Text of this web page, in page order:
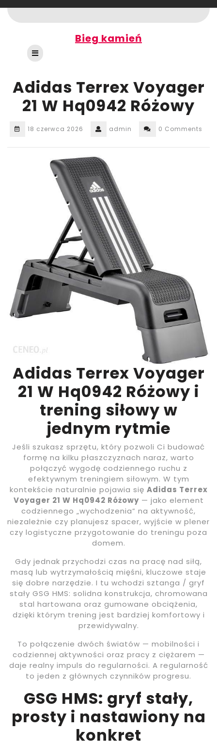
to
content
Bieg kamień
Open
Button
Adidas Terrex Voyager
21 W Hq0942 Różowy
18 czerwca 2026 admin 0 Comments
Adidas Terrex Voyager
21 W Hq0942 Różowy i
trening siłowy w
jednym rytmie
Jeśli szukasz sprzętu, który pozwoli Ci budować
formę na kilku płaszczyznach naraz, warto
połączyć wygodę codziennego ruchu z
efektywnym treningiem siłowym. W tym
kontekście naturalnie pojawia się Adidas Terrex
Voyager 21 W Hq0942 Różowy— jako element
codziennego „wychodzenia” na aktywność,
niezależnie czy planujesz spacer, wyjście w plener
czy logistyczne przygotowanie do treningu poza
domem.
Gdy jednak przychodzi czas na pracę nad siłą,
masą lub wytrzymałością mięśni, kluczowe staje
się dobre narzędzie. I tu wchodzi sztanga / gryf
stały GSG HMS: solidna konstrukcja, chromowana
stal hartowana oraz gumowane obciążenia,
dzięki którym trening jest bardziej komfortowy i
przewidywalny.
To połączenie dwóch światów — mobilności i
codziennej aktywności oraz pracy z ciężarem —
daje realny impuls do regularności. A regularność
to jeden z głównych czynników progresu.
GSG HMS: gryf stały,
prosty i nastawiony na
konkret